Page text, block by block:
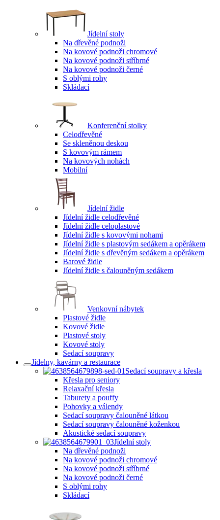
Jídelní stoly
Na dřevěné podnoži
Na kovové podnoži chromové
Na kovové podnoži stříbrné
Na kovové podnoži černé
S oblými rohy
Skládací
Konferenční stolky
Celodřevěné
Se skleněnou deskou
S kovovým rámem
Na kovových nohách
Mobilní
Jídelní židle
Jídelní židle celodřevěné
Jídelní židle celoplastové
Jídelní židle s kovovými nohami
Jídelní židle s plastovým sedákem a opěrákem
Jídelní židle s dřevěným sedákem a opěrákem
Barové židle
Jídelní židle s čalouněným sedákem
Venkovní nábytek
Plastové židle
Kovové židle
Plastové stoly
Kovové stoly
Sedací soupravy
Jídelny, kavárny a restaurace
Sedací soupravy a křesla
Křesla pro seniory
Relaxační křesla
Taburety a pouffy
Pohovky a válendy
Sedací soupravy čalouněné látkou
Sedací soupravy čalouněné koženkou
Akustické sedací soupravy
Jídelní stoly
Na dřevěné podnoži
Na kovové podnoži chromové
Na kovové podnoži stříbrné
Na kovové podnoži černé
S oblými rohy
Skládací